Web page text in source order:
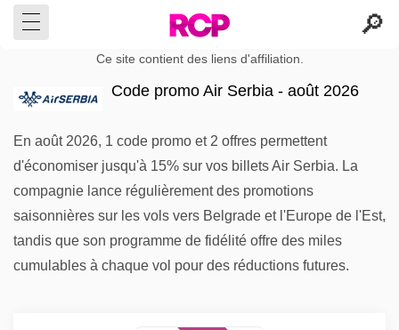
Ce site contient des liens d'affiliation.
Code promo Air Serbia - août 2026
En août 2026, 1 code promo et 2 offres permettent
d'économiser jusqu'à 15% sur vos billets Air Serbia. La
compagnie lance régulièrement des promotions
saisonnières sur les vols vers Belgrade et l'Europe de l'Est,
tandis que son programme de fidélité offre des miles
cumulables à chaque vol pour des réductions futures.